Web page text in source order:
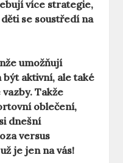
více strategie,
se soustředí na
umožňují
být aktivní, ale také
Takže
oblečení,
dnešní
versus
je jen na vás!